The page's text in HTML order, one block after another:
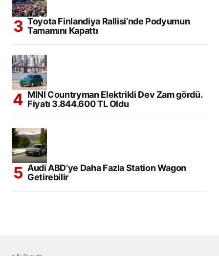
Toyota Finlandiya Rallisi’nde Podyumun
Tamamını Kapattı
MINI Countryman Elektrikli Dev Zam gördü.
Fiyatı 3.844.600 TL Oldu
Audi ABD’ye Daha Fazla Station Wagon
Getirebilir